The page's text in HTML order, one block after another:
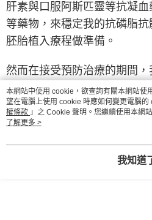
肝素與口服阿斯匹靈等抗凝
等藥物，來穩定我的抗磷脂
胚胎植入療程做準備。
然而在接受預防治療的期間
進行著，依舊得施打排卵針
情況下進行取卵手術，並且
等荷爾蒙。
< 讓人餘悸猶存的肝素「大魔
本網站中使用 cookie，欲查詢有關本網站使
望在電腦上使用 cookie 時應如何變更電腦的
權條款 」之 Cookie 聲明。您繼續使用本網
用條款之 Cookie 聲明使用 cookie。
了解更多 >
我知道